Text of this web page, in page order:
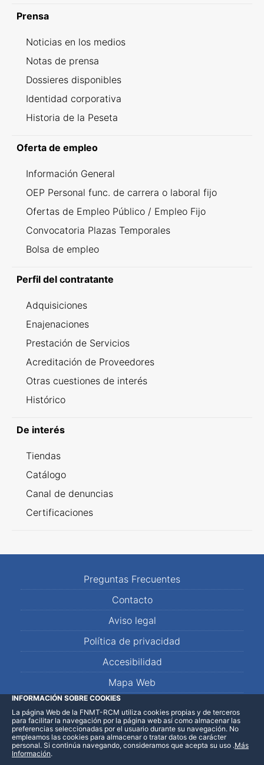
Prensa
Noticias en los medios
Notas de prensa
Dossieres disponibles
Identidad corporativa
Historia de la Peseta
Oferta de empleo
Información General
OEP Personal func. de carrera o laboral fijo
Ofertas de Empleo Público / Empleo Fijo
Convocatoria Plazas Temporales
Bolsa de empleo
Perfil del contratante
Adquisiciones
Enajenaciones
Prestación de Servicios
Acreditación de Proveedores
Otras cuestiones de interés
Histórico
De interés
Tiendas
Catálogo
Canal de denuncias
Certificaciones
Preguntas Frecuentes
Contacto
Aviso legal
Política de privacidad
Accesibilidad
Mapa Web
LinkedInFacebookWhatsApp
INFORMACIÓN SOBRE COOKIES
La página Web de la FNMT-RCM utiliza cookies propias y de terceros
para facilitar la navegación por la página web así como almacenar las
preferencias seleccionadas por el usuario durante su navegación. No
empleamos las cookies para almacenar o tratar datos de carácter
personal. Si continúa navegando, consideramos que acepta su uso .Más
Información.